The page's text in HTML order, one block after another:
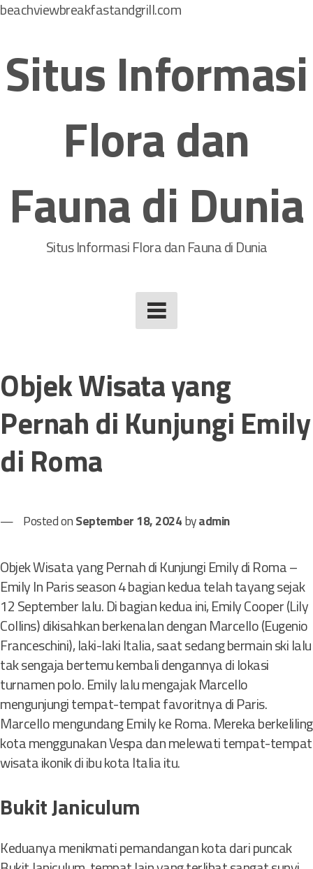
beachviewbreakfastandgrill.com
Situs Informasi
Flora dan
Fauna di Dunia
Situs Informasi Flora dan Fauna di Dunia
Objek Wisata yang
Pernah di Kunjungi Emily
di Roma
Posted onSeptember 18, 2024byadmin
Objek Wisata yang Pernah di Kunjungi Emily di Roma –
Emily In Paris season 4 bagian kedua telah tayang sejak
12 September lalu. Di bagian kedua ini, Emily Cooper (Lily
Collins) dikisahkan berkenalan dengan Marcello (Eugenio
Franceschini), laki-laki Italia, saat sedang bermain ski lalu
tak sengaja bertemu kembali dengannya di lokasi
turnamen polo. Emily lalu mengajak Marcello
mengunjungi tempat-tempat favoritnya di Paris.
Marcello mengundang Emily ke Roma. Mereka berkeliling
kota menggunakan Vespa dan melewati tempat-tempat
wisata ikonik di ibu kota Italia itu.
Bukit Janiculum
Keduanya menikmati pemandangan kota dari puncak